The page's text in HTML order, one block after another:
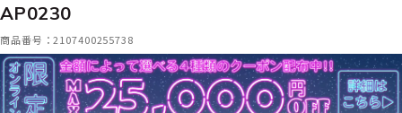
AP0230
商品番号：2107400255738